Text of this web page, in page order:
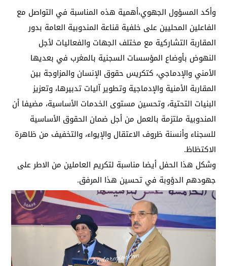
وأكد المسؤول الجهوي،أهمية هذه المناسبة في التواصل مع
الفاعلين المحليين على خلفية قناعة المندوبية العامة بدور
المقاربة التشاركية مع مختلف الجهات والفعاليات لأجل
النهوض بأوضاع المؤسسات السجنية بالمغرب في بعديها
الأمني والإدماجي، كتكريس حقوق الإنسان والمزاوجة بين
المقاربة الأمنية والإدماجية وتطوير آليات تدبيرها، وتعزيز
البنيات التحتية، وتحسين مستوى الخدمات الأساسية، مضيفا أن
المندوبية ملتزمة بالعمل من أجل ضمان الحقوق الأساسية
للسجناء وأنسنة ظروف الاعتقال والإيواء، والتخفيف من ظاهرة
الاكتظاظ.
وشكل هذا الحفل أيضا مناسبة لتكريم العاملين من الاطر على
جهودهم الدؤوبة في تحسين هذا المرفق.